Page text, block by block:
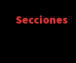
Secciones